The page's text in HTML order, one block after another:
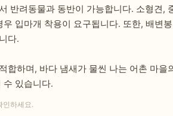
반려동물과 동반이 가능합니다. 소형견,
입마개 착용이 요구됩니다. 또한, 배변
다.
합하며, 바다 냄새가 물씬 나는 어촌 마
수 있습니다.
인하세요.